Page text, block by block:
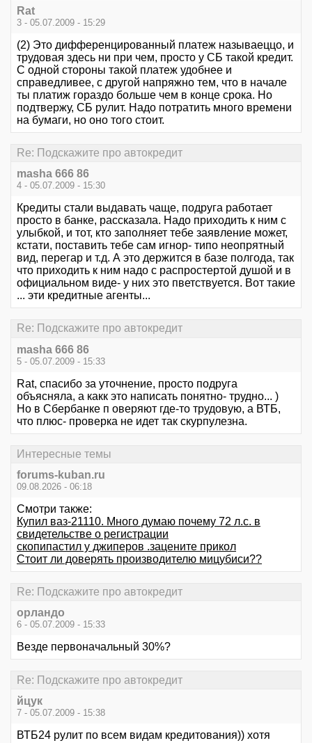
Rat
3 - 05.07.2009 - 15:29
(2) Это дифференцированный платеж называеццо, и
трудовая здесь ни при чем, просто у СБ такой кредит.
С одной стороны такой платеж удобнее и
справедливее, с другой напряжно тем, что в начале
ты платиж гораздо больше чем в конце срока. Но
подтвержу, СБ рулит. Надо потратить много времени
на бумаги, но оно того стоит.
Re: Подскажите про автокредит
masha 666 86
4 - 05.07.2009 - 15:30
Кредиты стали выдавать чаще, подруга работает
просто в банке, рассказала. Надо приходить к ним с
улыбкой, и тот, кто заполняет тебе заявление может,
кстати, поставить тебе сам игнор- типо неопрятный
вид, перегар и т.д. А это держится в базе полгода, так
что приходить к ним надо с распростертой душой и в
официальном виде- у них это пветствуется. Вот такие
... эти кредитные агенты...
Re: Подскажите про автокредит
masha 666 86
5 - 05.07.2009 - 15:33
Rat, спасибо за уточнение, просто подруга
объясняла, а какк это написать понятно- трудно... )
Но в Сбербанке п оверяют где-то трудовую, а ВТБ,
что плюс- проверка не идет так скурпулезна.
Интересные темы
forums-kuban.ru
09.08.2026 - 06:18
Смотри также:
Купил ваз-21110. Много думаю почему 72 л.с. в
свидетельстве о регистрации
скопипастил у джиперов .зацените прикол
Стоит ли доверять производителю мицубиси??
Re: Подскажите про автокредит
орландо
6 - 05.07.2009 - 15:33
Везде первоначальный 30%?
Re: Подскажите про автокредит
йцук
7 - 05.07.2009 - 15:38
ВТБ24 рулит по всем видам кредитования)) хотя